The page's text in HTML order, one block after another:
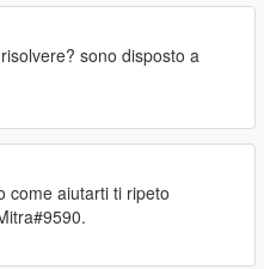
sono disposto a
come aiutarti ti ripeto